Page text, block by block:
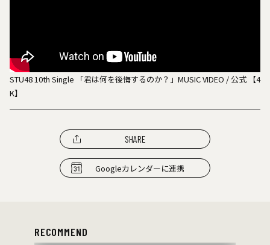
STU48 10th Single 「君は何を後悔するのか？」MUSIC VIDEO / 公式 【4
K】
SHARE
Googleカレンダーに連携
RECOMMEND